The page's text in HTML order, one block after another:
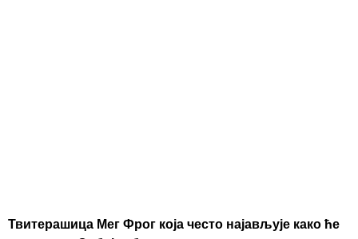
Твитерашица Мег Фрог која често најављује како ће